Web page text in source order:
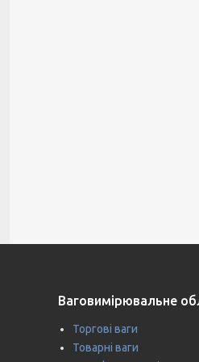
Ваговимірювальне
Торгові ваги
Товарні ваги